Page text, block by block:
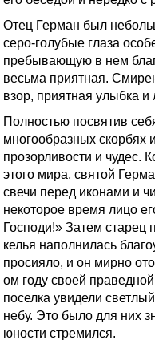
Отец Герман был
серо-голубые глаза
пребывающую в нем
весьма приятная.
взор, приятная улыбка и
Полностью посвятив
многообразных скорбях
прозорливости и чудес.
этого мира, святой
свечи перед иконами и
некоторое время лицо
Господи!» Затем старец
келья наполнилась
просияло, и он мирно
ом году своей
поселка увидели
небу. Это было для них
юности стремился.